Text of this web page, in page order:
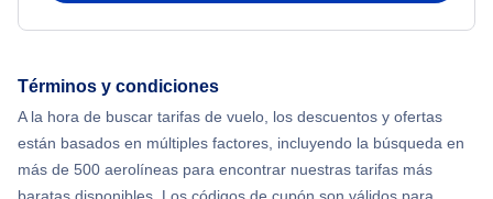
Flights from Nueva York to Hong Kong
Términos y condiciones
A la hora de buscar tarifas de vuelo, los descuentos y ofertas
están basados en múltiples factores, incluyendo la búsqueda en
más de 500 aerolíneas para encontrar nuestras tarifas más